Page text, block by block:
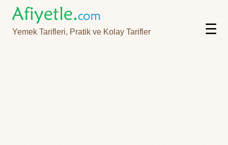
Yemek Tarifleri, Pratik ve Kolay Tarifler ☰